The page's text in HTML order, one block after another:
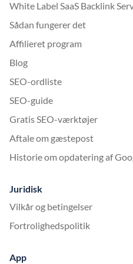
White Label SaaS Backlink
Sådan fungerer det
Affilieret program
Blog
SEO-ordliste
SEO-guide
Gratis SEO-værktøjer
Aftale om gæstepost
Historie om opdatering af
Juridisk
Vilkår og betingelser
Fortrolighedspolitik
App